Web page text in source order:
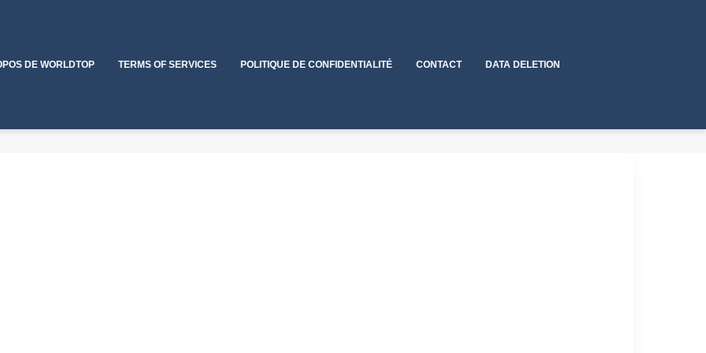
DE WORLDTOP TERMS OF SERVICES POLITIQUE DE CONFIDENTIALITÉ CONTACT DATA DELETION